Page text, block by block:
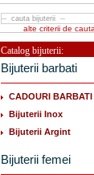
alte criterii de
Catalog bijuterii:
Bijuterii barbati
CADOURI BARBATI
Bijuterii Inox
Bijuterii Argint
Bijuterii femei